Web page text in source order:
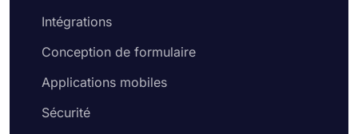
Intégrations
Conception de formulaire
Applications mobiles
Sécurité